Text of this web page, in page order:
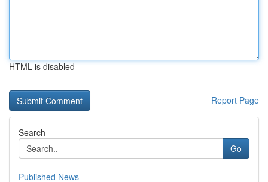
HTML is disabled
Report Page
Search
Go
Published News